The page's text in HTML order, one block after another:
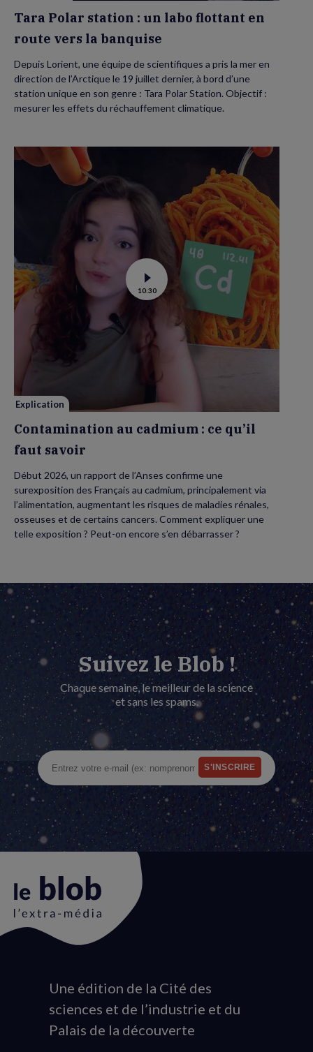
Tara Polar station : un labo flottant en
route vers la banquise
Depuis Lorient, une équipe de scientifiques a pris la mer en
direction de l’Arctique le 19 juillet dernier, à bord d’une
station unique en son genre : Tara Polar Station. Objectif :
mesurer les effets du réchauffement climatique.
Voir
la
vidéo
Contamination
au
cadmium :
ce
savoir
10:30
Explication
Contamination au cadmium : ce qu’il
faut savoir
Début 2026, un rapport de l’Anses confirme une
surexposition des Français au cadmium, principalement via
l’alimentation, augmentant les risques de maladies rénales,
osseuses et de certains cancers. Comment expliquer une
telle exposition ? Peut-on encore s’en débarrasser ?
Suivez le Blob !
Chaque semaine, le meilleur de la science
et sans les spams.
Animation
du
logo
Une édition de la Cité des
sciences et de l’industrie et du
Palais de la découverte